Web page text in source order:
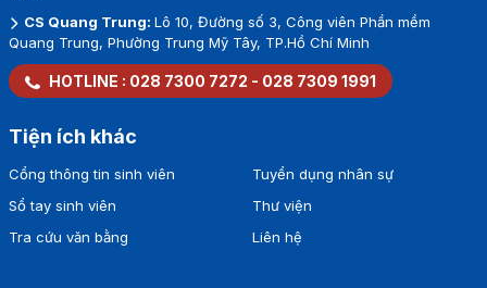
CS Quang Trung: Lô 10, Đường số 3, Công viên Phần mềm
Quang Trung, Phường Trung Mỹ Tây, TP.Hồ Chí Minh
HOTLINE : 028 7300 7272 - 028 7309 1991
Tiện ích khác
Cổng thông tin sinh viên
Sổ tay sinh viên
Tra cứu văn bằng
Tuyển dụng nhân sự
Thư viện
Liên hệ